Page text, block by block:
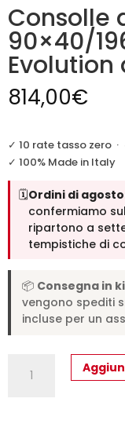
Consolle
90×40/
814,00€
✓ 10 rate tasso zero ·
✓ 100% Made in Italy
🗓️Ordini di
confermiamo
ripartono a
tempistiche di
📦 Consegna in
vengono spediti
incluse per un
allungabile